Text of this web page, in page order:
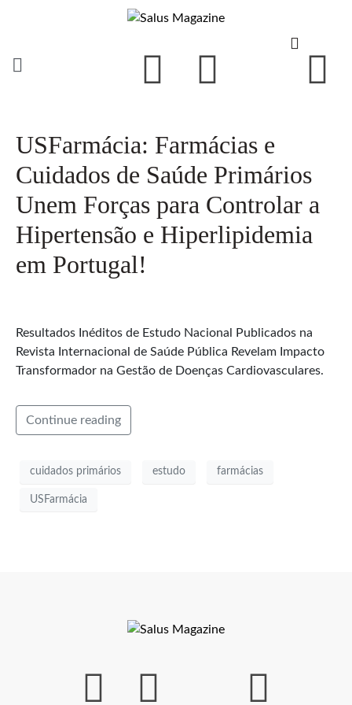
USFarmácia: Farmácias e
Cuidados de Saúde Primários
Unem Forças para Controlar a
Hipertensão e Hiperlipidemia
em Portugal!
Resultados Inéditos de Estudo Nacional Publicados na
Revista Internacional de Saúde Pública Revelam Impacto
Transformador na Gestão de Doenças Cardiovasculares.
Continue reading
cuidados primários estudo farmácias
USFarmácia